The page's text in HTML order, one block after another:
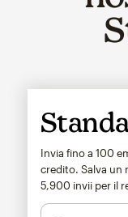
Invia fino a 100
credito. Salva un
5,900 invii per il